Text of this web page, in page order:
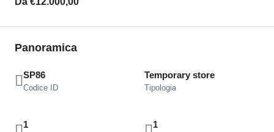
Panoramica
SP86
Codice ID
Temporary store
Tipologia
1 1